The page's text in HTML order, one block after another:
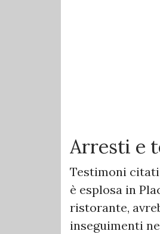
Arresti e
Testimoni
è esplosa in
ristorante,
inseguimenti